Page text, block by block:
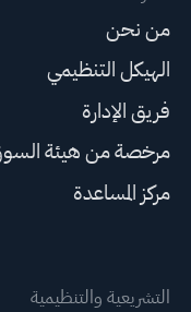
من نحن
الهيكل التنظيمي
فريق الإدارة
مرخصة من هيئة السوق
مركز المساعدة
التشريعية والتنظيمية